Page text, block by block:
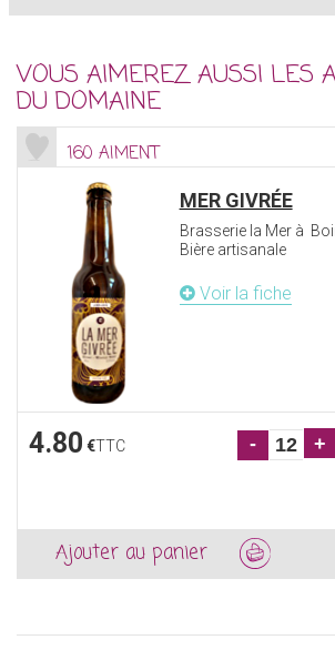
VOUS AIMEREZ AUSSI LES
DU DOMAINE
160 AIMENT
MER GIVRÉE
Brasserie la Mer à
Bière artisanale
Voir la fiche
4.80 €TTC - +
Ajouter au panier